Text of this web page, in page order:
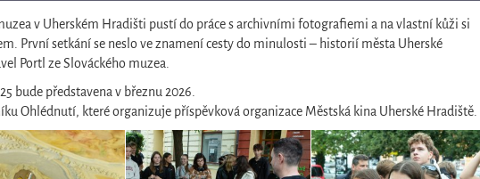
v Uherském Hradišti pustí do práce s archivními fotografiemi a na vlastní kůži si
První setkání se neslo ve znamení cesty do minulosti – historií města Uherské
Portl ze Slováckého muzea.
bude představena v březnu 2026.
Ohlédnutí, které organizuje příspěvková organizace Městská kina Uherské Hradiště.